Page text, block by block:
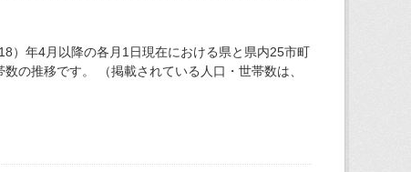
）年4月以降の各月1日現在における県と県内25市町
の推移です。 （掲載されている人口・世帯数は、